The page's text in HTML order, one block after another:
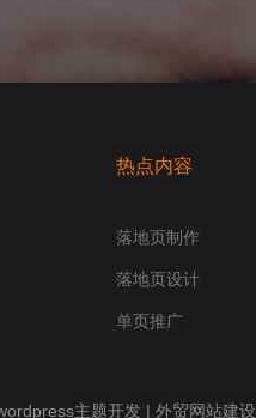
热点内容
落地页制作
落地页设计
单页推广
主题开发| 外贸网站建设